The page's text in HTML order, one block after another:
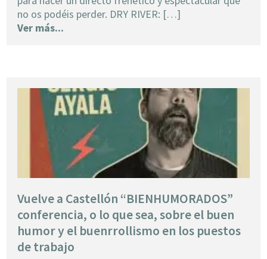
no os podéis perder. DRY RIVER: […]
Ver más...
Vuelve a Castellón “BIENHUMORADOS”
conferencia, o lo que sea, sobre el buen
humor y el buenrrollismo en los puestos
de trabajo